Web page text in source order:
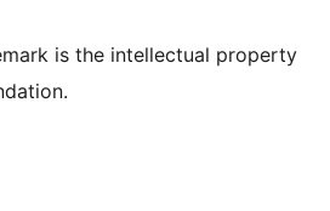
is the intellectual property